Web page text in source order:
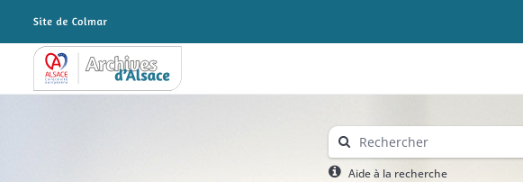
Archives Alsace - Colmar
Aide à la recherche